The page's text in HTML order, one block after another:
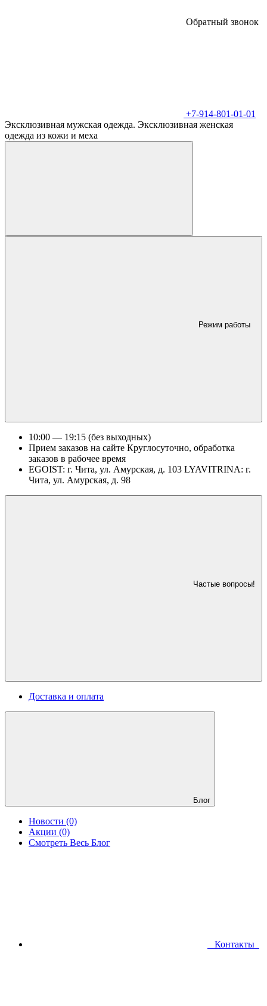
Обратный звонок
+7-914-801-01-01
Эксклюзивная мужская одежда. Эксклюзивная женская
одежда из кожи и меха
Режим работы
10:00 — 19:15 (без выходных)
Прием заказов на сайте Круглосуточно, обработка
заказов в рабочее время
EGOIST: г. Чита, ул. Амурская, д. 103 LYAVITRINA: г.
Чита, ул. Амурская, д. 98
Частые вопросы!
Доставка и оплата
Блог
Новости (0)
Акции (0)
Смотреть Весь Блог
Контакты